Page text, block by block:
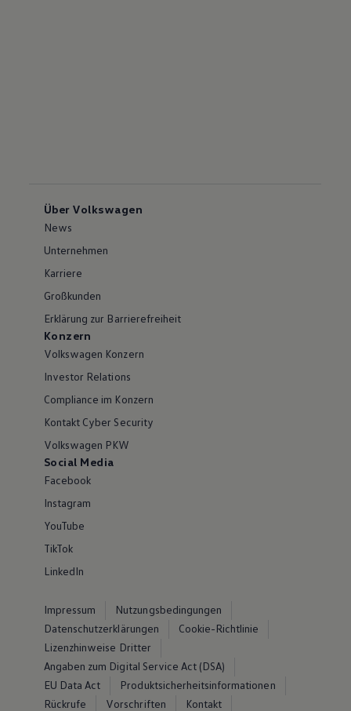
Über Volkswagen
News
Unternehmen
Karriere
Großkunden
Erklärung zur Barrierefreiheit
Konzern
Volkswagen Konzern
Investor Relations
Compliance im Konzern
Kontakt Cyber Security
Volkswagen PKW
Social Media
Facebook
Instagram
YouTube
TikTok
LinkedIn
Impressum
Nutzungsbedingungen
Datenschutzerklärungen
Cookie-Richtlinie
Lizenzhinweise Dritter
Angaben zum Digital Service Act (DSA)
EU Data Act
Produktsicherheitsinformationen
Rückrufe
Vorschriften
Kontakt